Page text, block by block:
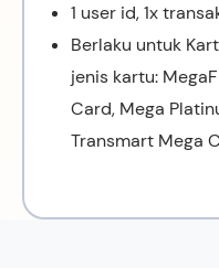
1 user id, 1x
Berlaku untuk
jenis kartu:
Card, Mega
Transmart Mega